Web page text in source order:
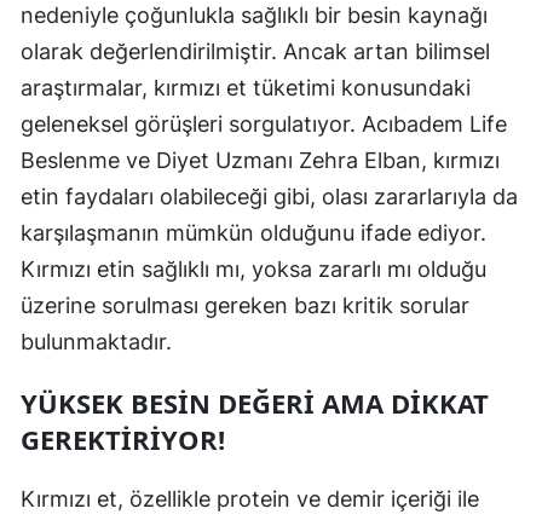
nedeniyle çoğunlukla sağlıklı bir besin kaynağı
olarak değerlendirilmiştir. Ancak artan bilimsel
araştırmalar, kırmızı et tüketimi konusundaki
geleneksel görüşleri sorgulatıyor. Acıbadem Life
Beslenme ve Diyet Uzmanı Zehra Elban, kırmızı
etin faydaları olabileceği gibi, olası zararlarıyla da
karşılaşmanın mümkün olduğunu ifade ediyor.
Kırmızı etin sağlıklı mı, yoksa zararlı mı olduğu
üzerine sorulması gereken bazı kritik sorular
bulunmaktadır.
YÜKSEK BESIN DEĞERI AMA DIKKAT
GEREKTIRIYOR!
Kırmızı et, özellikle protein ve demir içeriği ile